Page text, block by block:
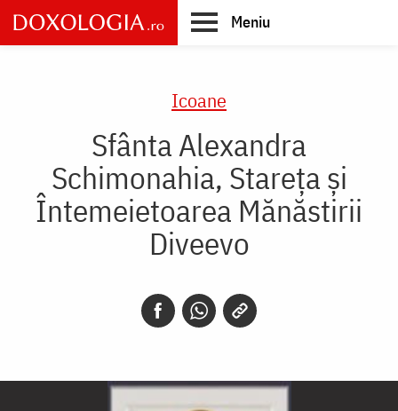
Skip
to
main
Meniu
Icoane
Sfânta Alexandra
Schimonahia, Stareța și
Întemeietoarea Mănăstirii
Diveevo